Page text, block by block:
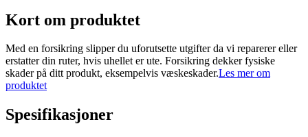
Kort om produktet
Med en forsikring slipper du uforutsette utgifter da vi reparerer eller
erstatter din ruter, hvis uhellet er ute. Forsikring dekker fysiske
skader på ditt produkt, eksempelvis væskeskader.Les mer om
produktet
Spesifikasjoner